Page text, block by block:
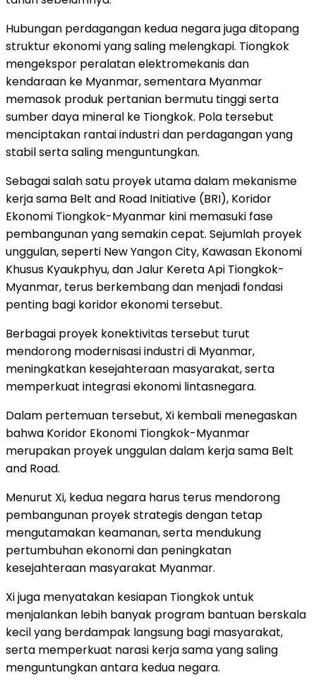
Hubungan perdagangan kedua negara juga ditopang
struktur ekonomi yang saling melengkapi. Tiongkok
mengekspor peralatan elektromekanis dan
kendaraan ke Myanmar, sementara Myanmar
memasok produk pertanian bermutu tinggi serta
sumber daya mineral ke Tiongkok. Pola tersebut
menciptakan rantai industri dan perdagangan yang
stabil serta saling menguntungkan.
Sebagai salah satu proyek utama dalam mekanisme
kerja sama Belt and Road Initiative (BRI), Koridor
Ekonomi Tiongkok-Myanmar kini memasuki fase
pembangunan yang semakin cepat. Sejumlah proyek
unggulan, seperti New Yangon City, Kawasan Ekonomi
Khusus Kyaukphyu, dan Jalur Kereta Api Tiongkok-
Myanmar, terus berkembang dan menjadi fondasi
penting bagi koridor ekonomi tersebut.
Berbagai proyek konektivitas tersebut turut
mendorong modernisasi industri di Myanmar,
meningkatkan kesejahteraan masyarakat, serta
memperkuat integrasi ekonomi lintasnegara.
Dalam pertemuan tersebut, Xi kembali menegaskan
bahwa Koridor Ekonomi Tiongkok-Myanmar
merupakan proyek unggulan dalam kerja sama Belt
and Road.
Menurut Xi, kedua negara harus terus mendorong
pembangunan proyek strategis dengan tetap
mengutamakan keamanan, serta mendukung
pertumbuhan ekonomi dan peningkatan
kesejahteraan masyarakat Myanmar.
Xi juga menyatakan kesiapan Tiongkok untuk
menjalankan lebih banyak program bantuan berskala
kecil yang berdampak langsung bagi masyarakat,
serta memperkuat narasi kerja sama yang saling
menguntungkan antara kedua negara.